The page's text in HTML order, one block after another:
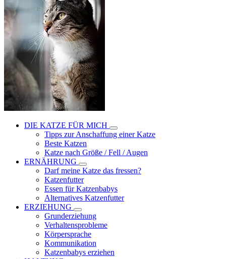
DIE KATZE FÜR MICH
Tipps zur Anschaffung einer Katze
Beste Katzen
Katze nach Größe / Fell / Augen
ERNÄHRUNG
Darf meine Katze das fressen?
Katzenfutter
Essen für Katzenbabys
Alternatives Katzenfutter
ERZIEHUNG
Grunderziehung
Verhaltensprobleme
Körpersprache
Kommunikation
Katzenbabys erziehen